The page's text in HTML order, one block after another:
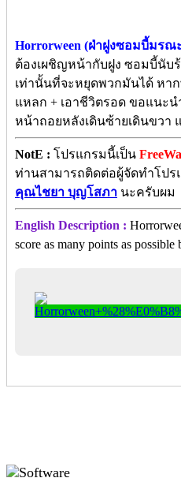
Horrorween (ฝ่าฝูงซอมบี้มรณ
ต้องเผชิญหน้ากับฝูง ซอมบี้นับ
เท่านั้นที่จะหยุดพวกมันได้ หา
แหลก + เอาชีวิตรอด ขอแนะน
หน้าถอยหลังเดินซ้ายเดินขวา
NotE : โปรแกรมนี้เป็น
ท่านสามารถติดต่อผู้จัดทำโปร
คุณไชยา บุญโสภา นะครับผม
English Description :
score as many points as